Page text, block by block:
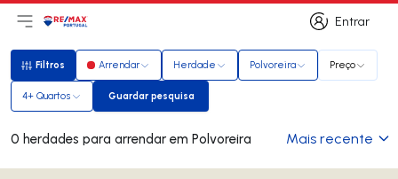
Entrar
Entrar
Abri menu principal
LogoIr para página inicial
Filtros
Filtros Arrendar Herdade Polvoreira Preço
4+ Quartos Guardar pesquisa
Guardar pesquisa
0 herdades para arrendar em Polvoreira Mais recente